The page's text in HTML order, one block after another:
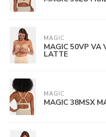
MAGIC
MAGIC 50VP VA
LATTE
MAGIC
MAGIC 38MSX